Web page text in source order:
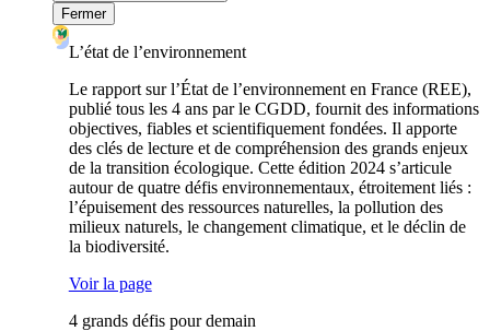
Fermer
L’état de l’environnement
Le rapport sur l’État de l’environnement en France (REE),
publié tous les 4 ans par le CGDD, fournit des informations
objectives, fiables et scientifiquement fondées. Il apporte
des clés de lecture et de compréhension des grands enjeux
de la transition écologique. Cette édition 2024 s’articule
autour de quatre défis environnementaux, étroitement liés :
l’épuisement des ressources naturelles, la pollution des
milieux naturels, le changement climatique, et le déclin de
la biodiversité.
Voir la page
4 grands défis pour demain